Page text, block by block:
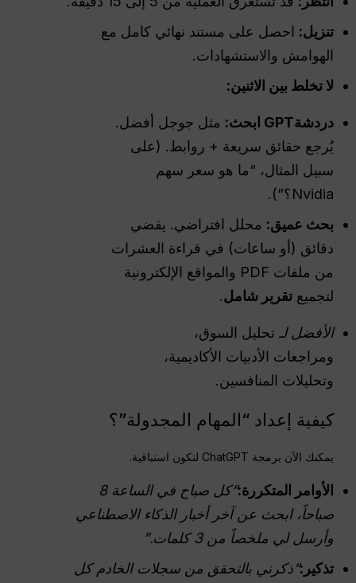
تنزيل: احصل على مستند نهائي كامل مع
الهوامش والاستشهادات.
لا تخلط بين الاثنين:
دردشةGPT ابحث: مثل جوجل أفضل.
يُرجع حقائق سريعة + روابط. (على
سبيل المثال، “ما هو سعر سهم
Nvidia؟”).
بحث عميق: محلل افتراضي. يقضي
دقائق (أو ساعات) في قراءة العشرات
من ملفات PDF والمواقع الإلكترونية
لتجميعتقرير شامل.
الأفضل لـ تحليل السوق،
ومراجعات الأدبيات الأكاديمية،
وتحليلات المنافسين.
كيفية إعداد “المهام المجدولة”؟
يمكنك الآن برمجة ChatGPT لتكون استباقية.
الأوامر المتكررة:
“كل صباح في الساعة 8
صباحاً، ابحث عن آخر أخبار الذكاء الاصطناعي
وأرسل لي ملخصاً من 3 كلمات.”
تذكير:“ذكرني بالتحقق من سجلات الخادم كل